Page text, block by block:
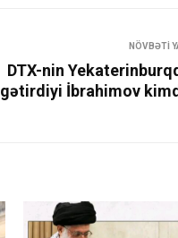
NÖVBƏTI
DTX-nin
gətirdiyi İbrahimov